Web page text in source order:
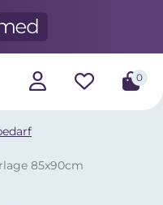
0
85x90cm